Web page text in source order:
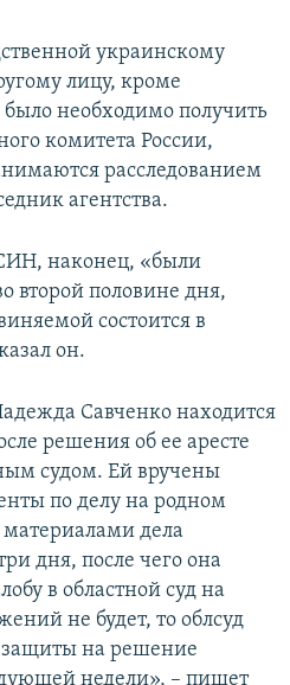
украинскому
лицу, кроме
необходимо получить
комитета России,
расследованием
агентства.
наконец, «были
второй половине дня,
состоится в
он.
Савченко находится
решения об ее аресте
судом. Ей вручены
по делу на родном
дела
дня, после чего она
в областной суд на
не будет, то облсуд
защиты на решение
недели», – пишет